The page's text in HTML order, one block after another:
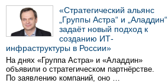
«Стратегический альянс
„Группы Астра“ и „Аладдин“
задаёт новый подход к
созданию ИТ-
инфраструктуры в России»
На днях «Группа Астра» и «Аладдин»
объявили о стратегическом партнёрстве.
По заявлению компаний, оно …